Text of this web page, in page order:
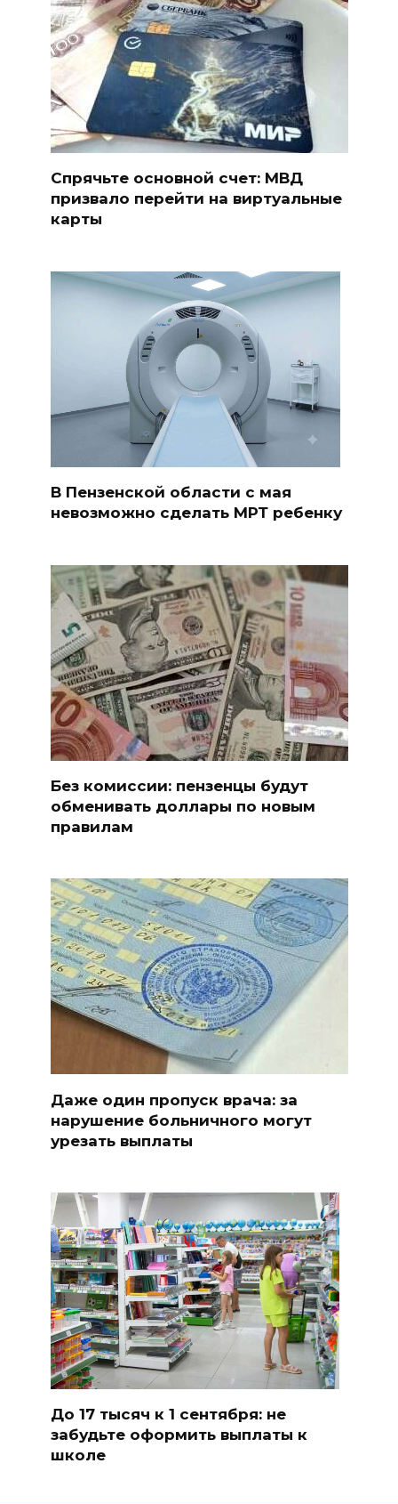
Спрячьте основной счет: МВД
призвало перейти на виртуальные
карты
В Пензенской области с мая
невозможно сделать МРТ ребенку
Без комиссии: пензенцы будут
обменивать доллары по новым
правилам
Даже один пропуск врача: за
нарушение больничного могут
урезать выплаты
До 17 тысяч к 1 сентября: не
забудьте оформить выплаты к
школе